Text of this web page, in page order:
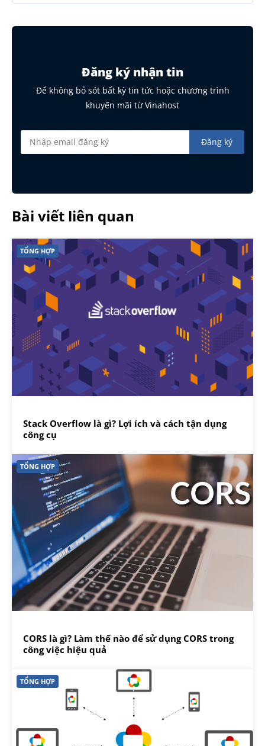
Đăng ký nhận tin
Để không bỏ sót bất kỳ tin tức hoặc chương trình
khuyến mãi từ Vinahost
Bài viết liên quan
TỔNG HỢP
Stack Overflow là gì? Lợi ích và cách tận dụng
công cụ
TỔNG HỢP
CORS là gì? Làm thế nào để sử dụng CORS trong
công việc hiệu quả
TỔNG HỢP